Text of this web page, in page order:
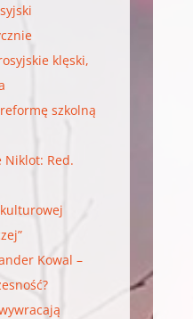
klęski,
szkolną
Niklot: Red.
Kowal –